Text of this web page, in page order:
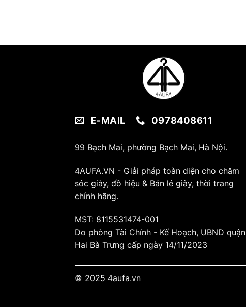
E-MAIL 0978408611
99 Bạch Mai, phường Bạch Mai, Hà Nội.
4AUFA.VN - Giải pháp toàn diện cho chăm
sóc giày, đồ hiệu & Bán lẻ giày, thời trang
chính hãng.
MST: 8115531474-001
Do phòng Tài Chính - Kế Hoạch, UBND quận
Hai Bà Trưng cấp ngày 14/11/2023
© 2025 4aufa.vn